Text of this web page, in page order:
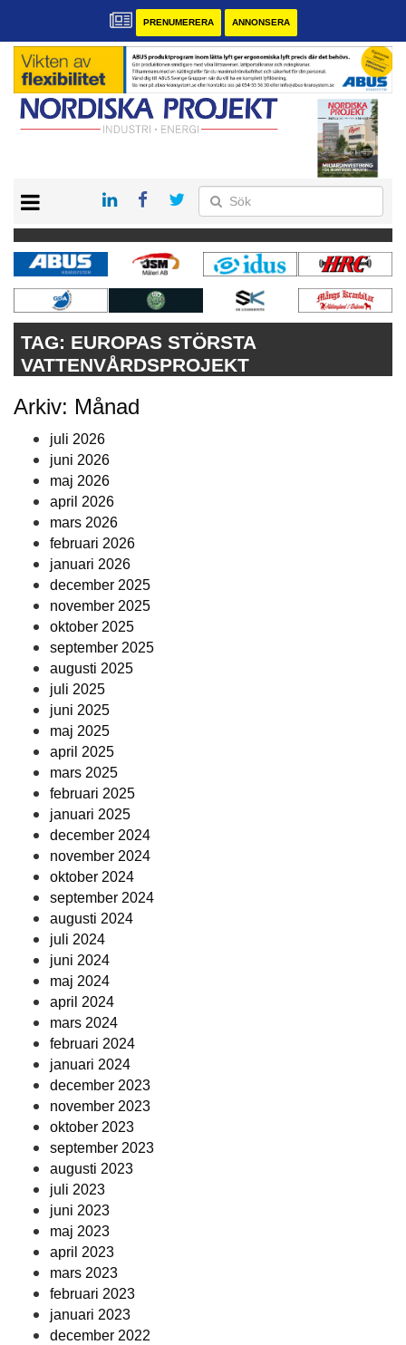
PRENUMERERA ANNONSERA
KONTAKT
VÅRA ANDRA MAGASIN
PRENUMERERA
ANNONSERA
TAG: EUROPAS STÖRSTA
VATTENVÅRDSPROJEKT
Arkiv: Månad
juli 2026
juni 2026
maj 2026
april 2026
mars 2026
februari 2026
januari 2026
december 2025
november 2025
oktober 2025
september 2025
augusti 2025
juli 2025
juni 2025
maj 2025
april 2025
mars 2025
februari 2025
januari 2025
december 2024
november 2024
oktober 2024
september 2024
augusti 2024
juli 2024
juni 2024
maj 2024
april 2024
mars 2024
februari 2024
januari 2024
december 2023
november 2023
oktober 2023
september 2023
augusti 2023
juli 2023
juni 2023
maj 2023
april 2023
mars 2023
februari 2023
januari 2023
december 2022